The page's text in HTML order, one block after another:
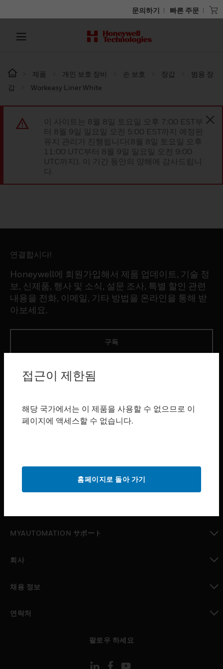
문의하기 빠른 주문
제품 개인 보호 장비 손 보호 장갑
범용 장
갑
Workeasy Liner White
이 사이트는 8월 8일 토요일 오후 7:00 EST부
터 8월 9일 일요일 오전 5:00 EST까지 예정된
유지 관리가 진행됩니다(8월 8일 토요일 오후
11:00 UTC부터 8월 9일 일요일 오전 9:00
UTC까지). 이 기간 동안의 양해에 감사드립니
다.
연결합시다!
Honeywell에 회원가입해서 제품 업데이트, 기술 정
보, 신제품, 행사 및 소식, 설문 조사, 특별 할인 관련
내용을 전화, 이메일, 기타 방법을 온라인을 통해 받
아보세요.
구독
제품
toggle view
서비스
MYAUTOMATION サポート
회사
채용 정보
연락처
팔로우 하세요
접근이 제한됨
해당 국가에서는 이 제품을 사용할 수 없으므로 이
페이지에 액세스할 수 없습니다.
홈페이지로 돌아 가기